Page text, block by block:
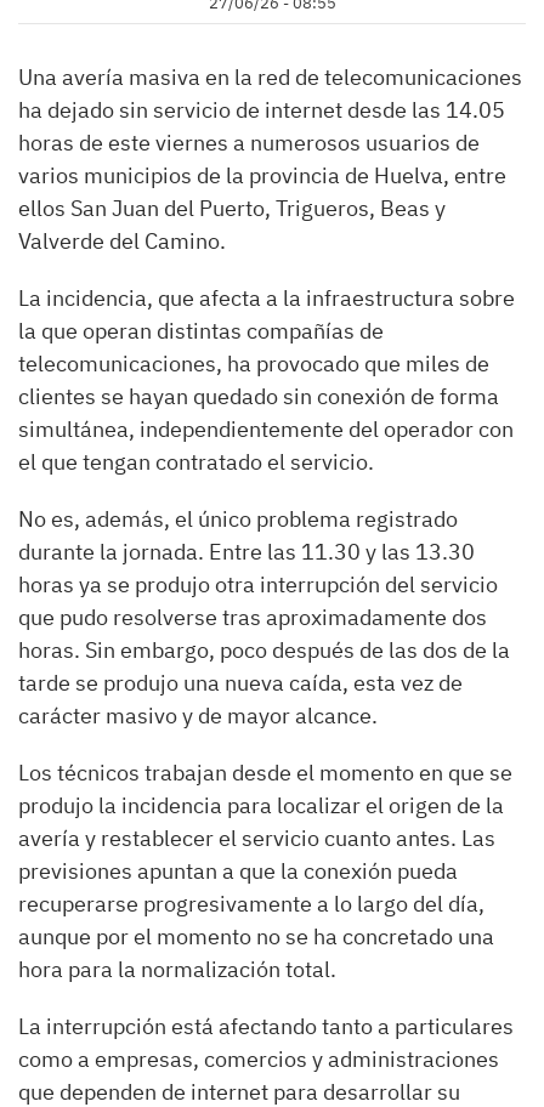
Una avería masiva en la red de telecomunicaciones
ha dejado sin servicio de internet desde las 14.05
horas de este viernes a numerosos usuarios de
varios municipios de la provincia de Huelva, entre
ellos San Juan del Puerto, Trigueros, Beas y
Valverde del Camino.
La incidencia, que afecta a la infraestructura sobre
la que operan distintas compañías de
telecomunicaciones, ha provocado que miles de
clientes se hayan quedado sin conexión de forma
simultánea, independientemente del operador con
el que tengan contratado el servicio.
No es, además, el único problema registrado
durante la jornada. Entre las 11.30 y las 13.30
horas ya se produjo otra interrupción del servicio
que pudo resolverse tras aproximadamente dos
horas. Sin embargo, poco después de las dos de la
tarde se produjo una nueva caída, esta vez de
carácter masivo y de mayor alcance.
Los técnicos trabajan desde el momento en que se
produjo la incidencia para localizar el origen de la
avería y restablecer el servicio cuanto antes. Las
previsiones apuntan a que la conexión pueda
recuperarse progresivamente a lo largo del día,
aunque por el momento no se ha concretado una
hora para la normalización total.
La interrupción está afectando tanto a particulares
como a empresas, comercios y administraciones
que dependen de internet para desarrollar su